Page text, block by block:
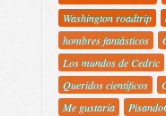
Washington roadtrip
hombres fantásticos
Los mundos de Cedric
Queridos científicos
Me gustaría